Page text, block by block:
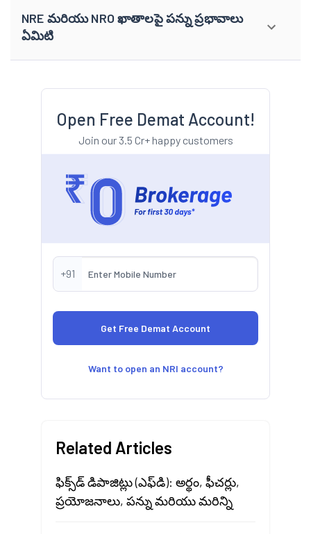
NRE మరియు NRO ఖాతాలపై పన్ను ప్రభావాలు
ఏమిటి
Open Free Demat Account!
Join our 3.5 Cr+ happy customers
+91
Want to open an NRI account?
Related Articles
ఫిక్స్‌డ్ డిపాజిట్లు (ఎఫ్‌డి): అర్థం, ఫీచర్లు,
ప్రయోజనాలు, పన్ను మరియు మరిన్ని